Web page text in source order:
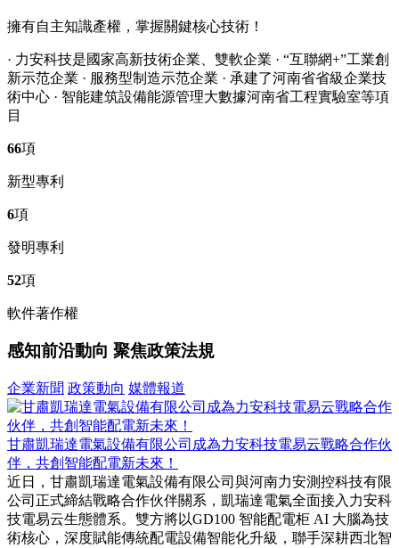
擁有自主知識產權，掌握關鍵核心技術！
· 力安科技是國家高新技術企業、雙軟企業 · “互聯網+”工業創
新示范企業 · 服務型制造示范企業 · 承建了河南省省級企業技
術中心 · 智能建筑設備能源管理大數據河南省工程實驗室等項
目
66項
新型專利
6項
發明專利
52項
軟件著作權
感知前沿動向 聚焦政策法規
企業新聞 政策動向 媒體報道
甘肅凱瑞達電氣設備有限公司成為力安科技電易云戰略合作伙
伴，共創智能配電新未來！
近日，甘肅凱瑞達電氣設備有限公司與河南力安測控科技有限
公司正式締結戰略合作伙伴關系，凱瑞達電氣全面接入力安科
技電易云生態體系。雙方將以GD100 智能配電柜 AI 大腦為技
術核心，深度賦能傳統配電設備智能化升級，聯手深耕西北智